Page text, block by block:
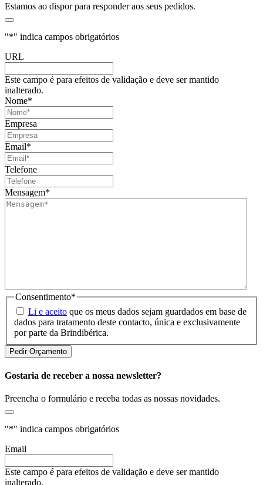
Estamos ao dispor para responder aos seus pedidos.
"*" indica campos obrigatórios
URL
Este campo é para efeitos de validação e deve ser mantido
inalterado.
Nome*
Empresa
Email*
Telefone
Mensagem*
Consentimento*
Li e aceito que os meus dados sejam guardados em base de
dados para tratamento deste contacto, única e exclusivamente
por parte da Brindibérica.
Gostaria de receber a nossa newsletter?
Preencha o formulário e receba todas as nossas novidades.
"*" indica campos obrigatórios
Email
Este campo é para efeitos de validação e deve ser mantido
inalterado.